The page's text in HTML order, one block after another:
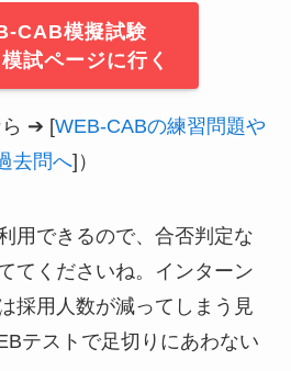
CAB模擬試験
試ページに行く
ら ➔ [WEB-CABの練習問題や
去問へ]）
用できるので、合否判定な
てくださいね。インターン
採用人数が減ってしまう見
テストで足切りにあわない